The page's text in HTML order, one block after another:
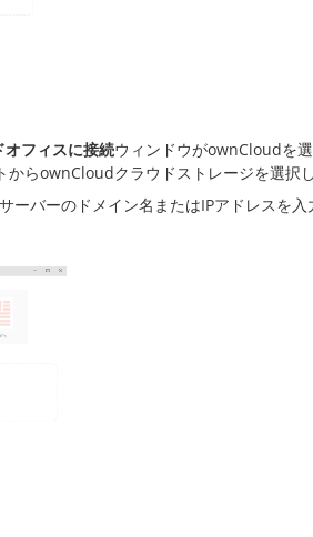
オフィスに接続ウィンドウがownCloudを
らownCloudクラウドストレージを選択し
ーバーのドメイン名またはIPアドレスを入